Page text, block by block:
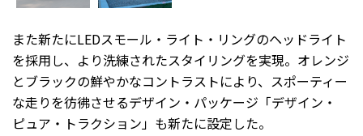
また新たにLEDスモール・ライト・リングのヘッドライト
を採用し、より洗練されたスタイリングを実現。オレンジ
とブラックの鮮やかなコントラストにより、スポーティー
な走りを彷彿させるデザイン・パッケージ「デザイン・
ピュア・トラクション」も新たに設定した。